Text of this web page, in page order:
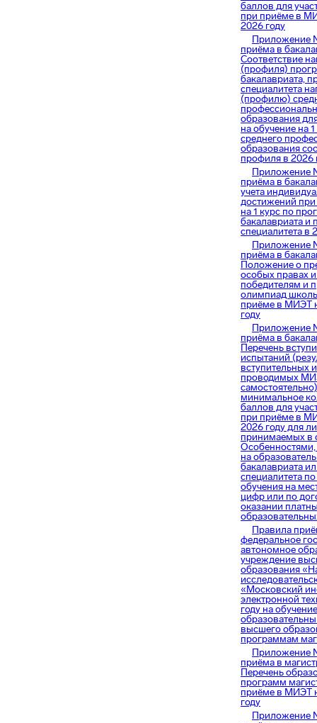
баллов для
при приёме в
2026 году
Приложение
приёма в
Соответствие
(профиля)
бакалавриата,
специалитета
(профилю)
образования
на обучение на
среднего
образования
профиля в 2026
Приложение
приёма в
учета
достижений
на 1 курс по
бакалавриата и
специалитета в
Приложение
приёма в
Положение о
особых правах
победителям и
олимпиад
приёме в МИЭТ
году
Приложение
приёма в
Перечень
испытаний
вступительных
проводимых
минимальное
баллов для
при приёме в
2026 году для
принимаемых в
на
бакалавриата
специалитета
обучения на
цифр или по
оказании
Правила
федеральное
автономное
учреждение
образования
«Московский
электронной
году на
высшего
программам
Приложение
приёма в
Перечень
программ
приёме в МИЭТ
году
Приложение